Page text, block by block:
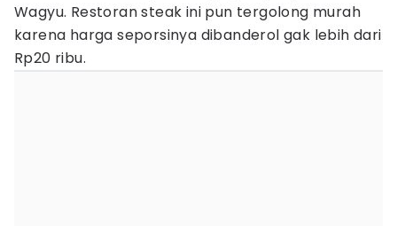
Wagyu. Restoran steak ini pun tergolong murah
karena harga seporsinya dibanderol gak lebih dari
Rp20 ribu.